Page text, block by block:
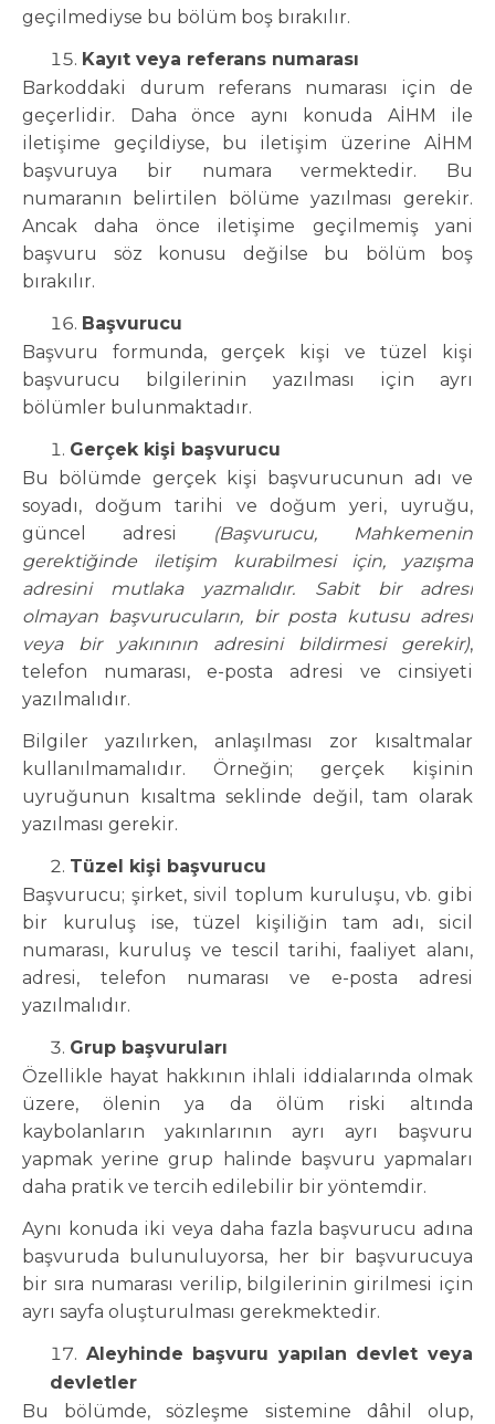
geçilmediyse bu bölüm boş bırakılır.
Kayıt veya referans numarası
Barkoddaki durum referans numarası için de
geçerlidir. Daha önce aynı konuda AİHM ile
iletişime geçildiyse, bu iletişim üzerine AİHM
başvuruya bir numara vermektedir. Bu
numaranın belirtilen bölüme yazılması gerekir.
Ancak daha önce iletişime geçilmemiş yani
başvuru söz konusu değilse bu bölüm boş
bırakılır.
Başvurucu
Başvuru formunda, gerçek kişi ve tüzel kişi
başvurucu bilgilerinin yazılması için ayrı
bölümler bulunmaktadır.
Gerçek kişi başvurucu
Bu bölümde gerçek kişi başvurucunun adı ve
soyadı, doğum tarihi ve doğum yeri, uyruğu,
güncel adresi
(Başvurucu, Mahkemenin
gerektiğinde iletişim kurabilmesi için, yazışma
adresini mutlaka yazmalıdır. Sabit bir adresi
olmayan başvurucuların, bir posta kutusu adresi
veya bir yakınının adresini bildirmesi gerekir),
telefon numarası, e-posta adresi ve cinsiyeti
yazılmalıdır.
Bilgiler yazılırken, anlaşılması zor kısaltmalar
kullanılmamalıdır. Örneğin; gerçek kişinin
uyruğunun kısaltma seklinde değil, tam olarak
yazılması gerekir.
Tüzel kişi başvurucu
Başvurucu; şirket, sivil toplum kuruluşu, vb. gibi
bir kuruluş ise, tüzel kişiliğin tam adı, sicil
numarası, kuruluş ve tescil tarihi, faaliyet alanı,
adresi, telefon numarası ve e-posta adresi
yazılmalıdır.
Grup başvuruları
Özellikle hayat hakkının ihlali iddialarında olmak
üzere, ölenin ya da ölüm riski altında
kaybolanların yakınlarının ayrı ayrı başvuru
yapmak yerine grup halinde başvuru yapmaları
daha pratik ve tercih edilebilir bir yöntemdir.
Aynı konuda iki veya daha fazla başvurucu adına
başvuruda bulunuluyorsa, her bir başvurucuya
bir sıra numarası verilip, bilgilerinin girilmesi için
ayrı sayfa oluşturulması gerekmektedir.
Aleyhinde başvuru yapılan devlet veya
devletler
Bu bölümde, sözleşme sistemine dâhil olup,